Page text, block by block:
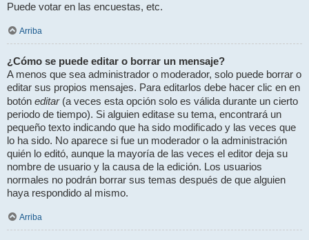
Puede votar en las encuestas, etc.
Arriba
¿Cómo se puede editar o borrar un mensaje?
A menos que sea administrador o moderador, solo puede borrar o
editar sus propios mensajes. Para editarlos debe hacer clic en en
botón editar(a veces esta opción solo es válida durante un cierto
periodo de tiempo). Si alguien editase su tema, encontrará un
pequeño texto indicando que ha sido modificado y las veces que
lo ha sido. No aparece si fue un moderador o la administración
quién lo editó, aunque la mayoría de las veces el editor deja su
nombre de usuario y la causa de la edición. Los usuarios
normales no podrán borrar sus temas después de que alguien
haya respondido al mismo.
Arriba